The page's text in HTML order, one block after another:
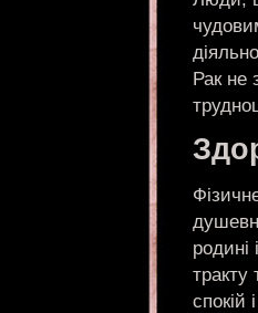
Рак не
родині
тракту
спокій